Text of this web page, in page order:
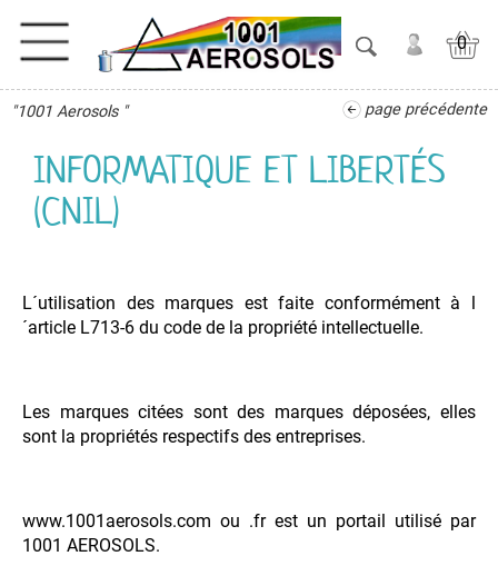
0
"1001 Aerosols " page précédente
INFORMATIQUE ET LIBERTÉS
(CNIL)
L´utilisation des marques est faite conformément à l
´article L713-6 du code de la propriété intellectuelle.
Les marques citées sont des marques déposées, elles
sont la propriétés respectifs des entreprises.
www.1001aerosols.com ou .fr est un portail utilisé par
1001 AEROSOLS.
ADHESIFS
ETANCHEITE
LUBRIFIANT
MAISON
PROTECTION